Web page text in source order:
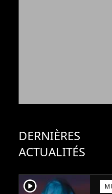
DERNIÈRES
ACTUALITÉS
player2